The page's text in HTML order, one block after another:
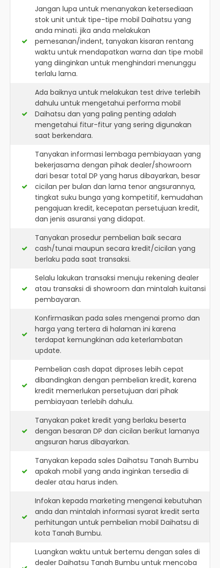
Jangan lupa untuk menanyakan ketersediaan
stok unit untuk tipe-tipe mobil Daihatsu yang
anda minati. jika anda melakukan
pemesanan/indent, tanyakan kisaran rentang
waktu untuk mendapatkan warna dan tipe mobil
yang diinginkan untuk menghindari menunggu
terlalu lama.
Ada baiknya untuk melakukan test drive terlebih
dahulu untuk mengetahui performa mobil
Daihatsu dan yang paling penting adalah
mengetahui fitur-fitur yang sering digunakan
saat berkendara.
Tanyakan informasi lembaga pembiayaan yang
bekerjasama dengan pihak dealer/showroom
dari besar total DP yang harus dibayarkan, besar
cicilan per bulan dan lama tenor angsurannya,
tingkat suku bunga yang kompetitif, kemudahan
pengajuan kredit, kecepatan persetujuan kredit,
dan jenis asuransi yang didapat.
Tanyakan prosedur pembelian baik secara
cash/tunai maupun secara kredit/cicilan yang
berlaku pada saat transaksi.
Selalu lakukan transaksi menuju rekening dealer
atau transaksi di showroom dan mintalah kuitansi
pembayaran.
Konfirmasikan pada sales mengenai promo dan
harga yang tertera di halaman ini karena
terdapat kemungkinan ada keterlambatan
update.
Pembelian cash dapat diproses lebih cepat
dibandingkan dengan pembelian kredit, karena
kredit memerlukan persetujuan dari pihak
pembiayaan terlebih dahulu.
Tanyakan paket kredit yang berlaku beserta
dengan besaran DP dan cicilan berikut lamanya
angsuran harus dibayarkan.
Tanyakan kepada sales Daihatsu Tanah Bumbu
apakah mobil yang anda inginkan tersedia di
dealer atau harus inden.
Infokan kepada marketing mengenai kebutuhan
anda dan mintalah informasi syarat kredit serta
perhitungan untuk pembelian mobil Daihatsu di
kota Tanah Bumbu.
Luangkan waktu untuk bertemu dengan sales di
dealer Daihatsu Tanah Bumbu untuk mencoba